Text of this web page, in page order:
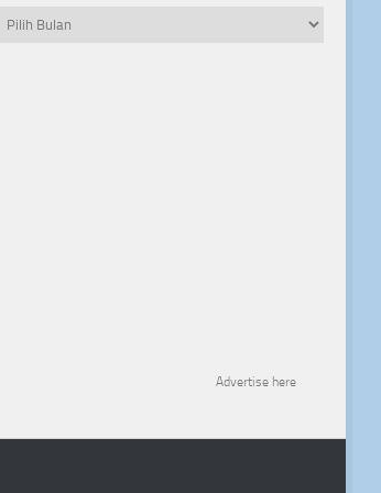
Arsip
Advertise here